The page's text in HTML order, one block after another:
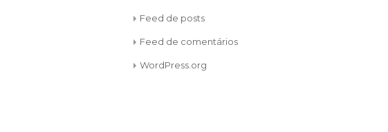
Feed de posts
Feed de comentários
WordPress.org